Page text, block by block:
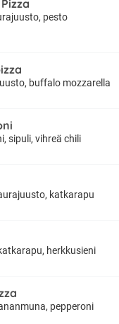
pesto
buffalo mozzarella
sipuli, vihreä chili
katkarapu
herkkusieni
pepperoni